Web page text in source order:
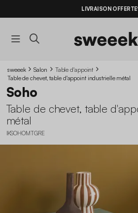
BONS PLANS* AVEC LE
LIVRAISON
sweeek Salon
Table d'appoint
Table de chevet, table d'appoint industrielle métal
Soho
Table de chevet, table
métal
IKSOHOMTGRE